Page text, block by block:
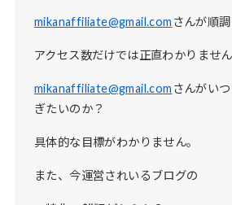
mikanaffiliate@gmail.com さんが順
アクセス数だけでは正直わかりません
mikanaffiliate@gmail.com さんがい
ぎたいのか？
具体的な目標がわかりません。
また、今運営されいるブログの